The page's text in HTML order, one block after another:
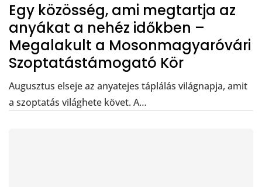
Egy közösség, ami megtartja az
anyákat a nehéz időkben –
Megalakult a Mosonmagyaróvári
Szoptatástámogató Kör
Augusztus elseje az anyatejes táplálás világnapja, amit
a szoptatás világhete követ. A…